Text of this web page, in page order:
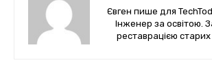
Євген пише для
Інженер за освітою.
реставрацією старих